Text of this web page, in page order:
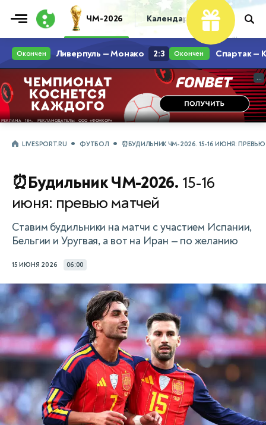
ЧМ-2026 Календарь Таблица
Фрибет
10 000 ₽
...
...
LIVESPORT.RU ФУТБОЛ ⏰БУДИЛЬНИК ЧМ-2026. 15-16 ИЮНЯ:
⏰Будильник ЧМ-2026. 15-16
июня: превью матчей
Ставим будильники на матчи с участием Испании,
Бельгии и Уругвая, а вот на Иран — по желанию
15 ИЮНЯ 2026 06:00